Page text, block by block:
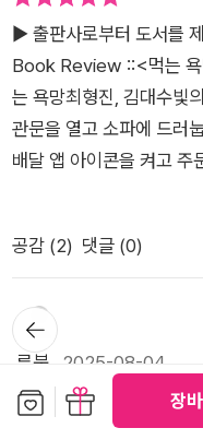
장
해 이야기한다. 김대수 교
매력적인 사냥꾼으로 거
방안에 관하여 들여다보
트레스와 인간관계에서
이 왜 생기는지 알려주고
야 하는지 조언한다. 최근 위고비, 삭센다, 젭바운드 등 식욕 억제
제에 관한 사회적·개인
교수는 GLP-1 비만 치료
대한 지각변동을 일으키
의 기전 및 부작용, 사회
지도 소상히 알려준다. 우리 연구팀은 GLP-1이 뇌의 어느 부위
에서 작용하여 어떤 심
주문하게 되는 이유, 다이
게 되는 심리적 메커니즘
대수 교수가 제시하는
습니다. 인간을 높은 차원
포식자로 규정하면서, 우
것을 구할 수 있게 된 진
면 현대인의 과식 문제는
다.착각 속에서 이루어지
최형진 교수는 '설탕을 고
했고, 설탕을 쾌락으로 느
의 미각 선호도조차 진화
교수는 여기서 한 걸음
▶ 출판사로부터 도서를
Book Review ::<먹는 욕
는 욕망최형진, 김대수빛
관문을 열고 소파에 드러
배달 앱 아이콘을 켜고 주
긋지긋한 굴레는 대체 언
런 일상의 반복에 지친 나
을 건네는 책이었다. ​​ 인
다.본문 중에서이 책은 의
하나의 주제를 각자의 전
준다는 것이다. 특히 13
로 들어선 최형진 교수의
공감 (2) 댓글 (0)
류북 2025-08-04
출판사 제공 도서 먹는 욕망 _당신은 본능을 이길 수 있는가
뒤로가
기